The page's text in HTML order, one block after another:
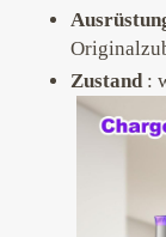
Zustand: